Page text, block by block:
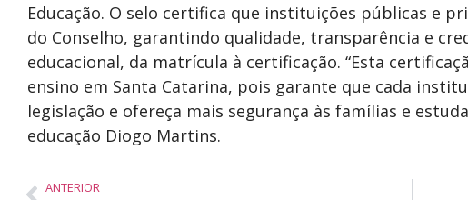
Educação. O selo certifica que instituições públicas e
do Conselho, garantindo qualidade, transparência e
educacional, da matrícula à certificação. “Esta
ensino em Santa Catarina, pois garante que cada
legislação e ofereça mais segurança às famílias e
educação Diogo Martins.
ANTERIOR